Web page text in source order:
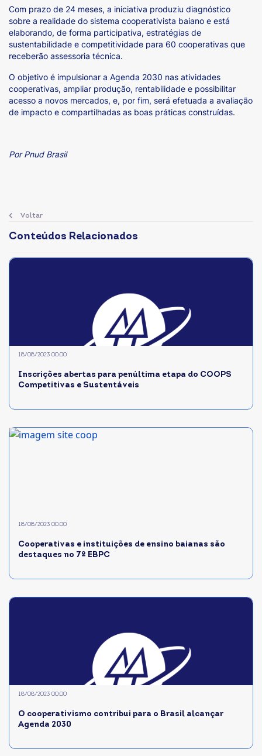
Com prazo de 24 meses, a iniciativa produziu diagnóstico
sobre a realidade do sistema cooperativista baiano e está
elaborando, de forma participativa, estratégias de
sustentabilidade e competitividade para 60 cooperativas que
receberão assessoria técnica.
O objetivo é impulsionar a Agenda 2030 nas atividades
cooperativas, ampliar produção, rentabilidade e possibilitar
acesso a novos mercados, e, por fim, será efetuada a avaliação
de impacto e compartilhadas as boas práticas construídas.
Por Pnud Brasil
Voltar
Conteúdos Relacionados
Inscrições abertas para penúltima etapa do COOPS
Competitivas e Sustentáveis
18/08/2023 00:00
Cooperativas e instituições de ensino baianas são
destaques no 7º EBPC
18/08/2023 00:00
O cooperativismo contribui para o Brasil alcançar
Agenda 2030
18/08/2023 00:00